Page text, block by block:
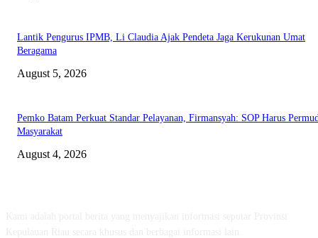
Lantik Pengurus IPMB, Li Claudia Ajak Pendeta Jaga Kerukunan Umat
Beragama
August 5, 2026
Pemko Batam Perkuat Standar Pelayanan, Firmansyah: SOP Harus
Masyarakat
August 4, 2026